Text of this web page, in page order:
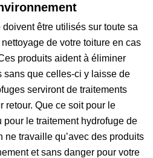
être utilisés sur toute sa
de votre toiture en cas
produits aident à éliminer
sans que celles-ci y laisse de
serviront de traitements
retour. Que ce soit pour le
pour le traitement hydrofuge de
travaille qu’avec des produits
et sans danger pour votre